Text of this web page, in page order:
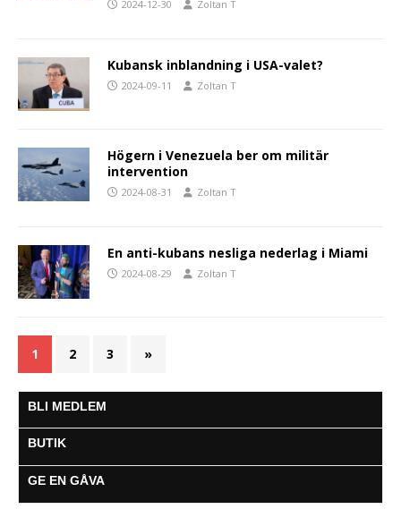
2024-12-30 Zoltan T
Kubansk inblandning i USA-valet?
2024-09-11 Zoltan T
Högern i Venezuela ber om militär
intervention
2024-08-31 Zoltan T
En anti-kubans nesliga nederlag i Miami
2024-08-29 Zoltan T
1 2 3 »
BLI MEDLEM
BUTIK
GE EN GÅVA